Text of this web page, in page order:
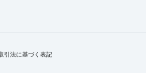
引法に基づく表記